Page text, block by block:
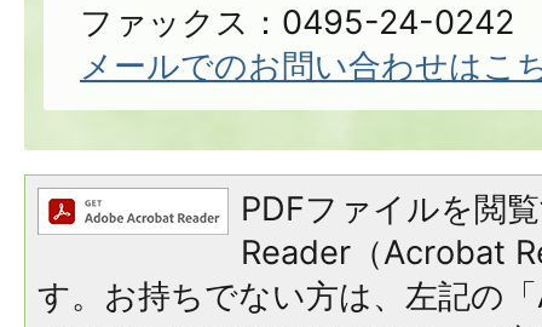
ファックス：0495-24-0242
メールでのお問い合わせはこ
PDFファイルを閲
Reader（Acrobat
す。お持ちでない方は、左記の